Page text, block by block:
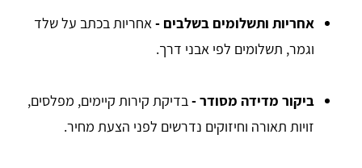
אחריות ותשלומים בשלבים -אחריות בכתב על שלד
וגמר, תשלומים לפי אבני דרך.
ביקור מדידה מסודר -בדיקת קירות קיימים, מפלסים,
זויות תאורה וחיזוקים נדרשים לפני הצעת מחיר.